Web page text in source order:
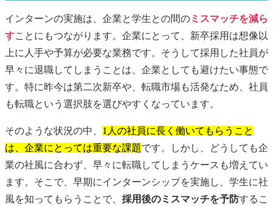
インターンの実施は、企業と学生との間のミスマッチを減ら
すことにもつながります。企業にとって、新卒採用は想像以
上に人手や予算が必要な業務です。そうして採用した社員が
早々に退職してしまうことは、企業としても避けたい事態で
す。特に昨今は第二次新卒や、転職市場も活発なため、社員
も転職という選択肢を選びやすくなっています。
そのような状況の中、 1人の社員に長く働いてもらうこと
は、企業にとっては重要な課題です。しかし、どうしても企
業の社風に合わず、早々に転職してしまうケースも増えてい
ます。そこで、早期にインターンシップを実施し、学生に社
風を知ってもらうことで、 採用後のミスマッチを予防するこ